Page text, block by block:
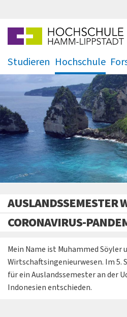
Studieren
.
Hochschule
. .
AUSLANDSSEMESTER
CORONAVIRUS-
Mein Name ist Muhammed Söyler
Wirtschaftsingenieurwesen. Im 5.
für ein Auslandssemester an der
Indonesien entschieden.